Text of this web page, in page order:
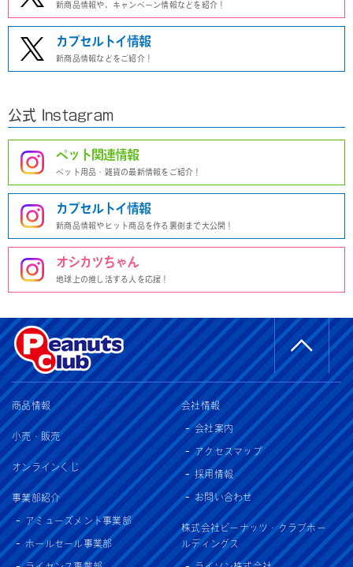
新商品情報や、キャンペーン情報などを紹介！
カプセルトイ情報
新商品情報などをご紹介！
公式 Instagram
ペット関連情報
ペット用品・雑貨の最新情報をご紹介！
カプセルトイ情報
新商品情報やヒット商品を作る裏側まで大公開！
オシカツちゃん
地球上の推し活する人を応援！
商品情報
小売・販売
オンラインくじ
事業部紹介
アミューズメント事業部
ホールセール事業部
会社情報
会社案内
アクセスマップ
採用情報
お問い合わせ
株式会社ピーナッツ・クラブホー
ルディングス